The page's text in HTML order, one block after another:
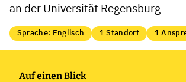
an der Universität Regensburg
Sprache: Englisch 1 Standort 1
Auf einen Blick